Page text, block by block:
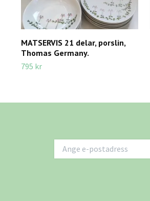
MATSERVIS 21 delar, porslin,
Thomas Germany.
795 kr